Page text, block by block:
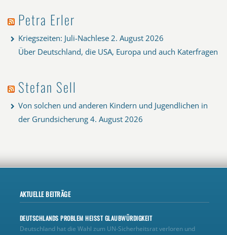
Petra Erler
Kriegszeiten: Juli-Nachlese 2. August 2026
Über Deutschland, die USA, Europa und auch Katerfragen
Stefan Sell
Von solchen und anderen Kindern und Jugendlichen in
der Grundsicherung 4. August 2026
AKTUELLE BEITRÄGE
DEUTSCHLANDS PROBLEM HEISST GLAUBWÜRDIGKEIT
Deutschland hat die Wahl zum UN‑Sicherheitsrat verloren und